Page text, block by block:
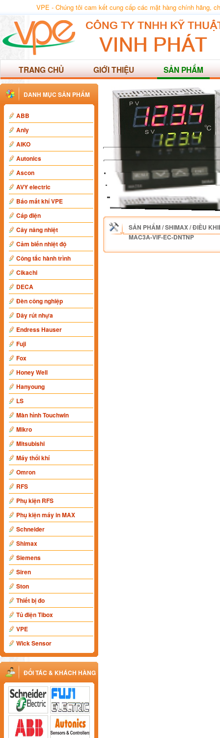
VPE - Chúng tôi cam kết cung cấp các mặt hàng chính hãng,
TRANG CHỦ GIỚI THIỆU SẢN PHẨM
DANH MỤC SẢN PHẨM
ABB
Anly
AIKO
Autonics
Ascon
AVY electric
Báo mất khí VPE
Cáp điện
Cây nâng nhiệt
Cảm biến nhiệt độ
Công tắc hành trình
Cikachi
DECA
Đèn công nghiệp
Dây rút nhựa
Endress Hauser
Fuji
Fox
Honey Well
Hanyoung
LS
Màn hình Touchwin
Mikro
Mitsubishi
Máy thổi khí
Omron
RFS
Phụ kiện RFS
Phụ kiện máy in MAX
Schneider
Shimax
Siemens
Siren
Ston
Thiết bị đo
Tủ điện Tibox
VPE
Wick Sensor
ĐỐI TÁC & KHÁCH HÀNG
SẢN PHẨM/SHIMAX/ĐIỀU
MAC3A-VIF-EC-DNTNP